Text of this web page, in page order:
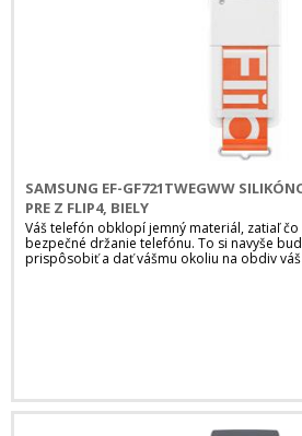
SAMSUNG EF-GF721TWEGWW
PRE Z FLIP4, BIELY
Váš telefón obklopí jemný materiál, zatiaľ
bezpečné držanie telefónu. To si navyše
prispôsobiť a dať vášmu okoliu na obdiv